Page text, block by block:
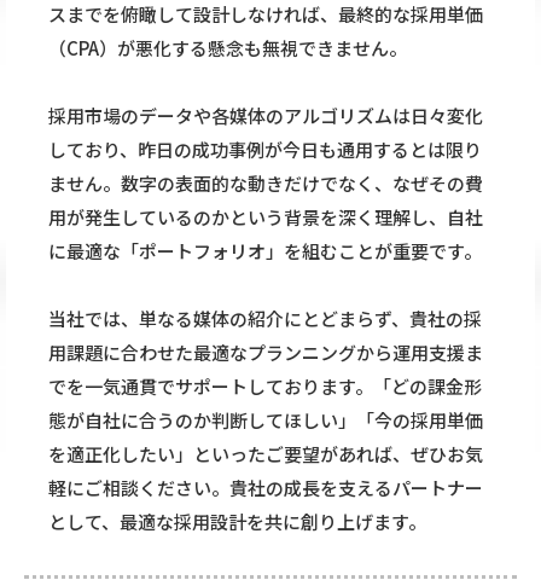
スまでを俯瞰して設計しなければ、最終的な採用単価
（CPA）が悪化する懸念も無視できません。
採用市場のデータや各媒体のアルゴリズムは日々変化
しており、昨日の成功事例が今日も通用するとは限り
ません。数字の表面的な動きだけでなく、なぜその費
用が発生しているのかという背景を深く理解し、自社
に最適な「ポートフォリオ」を組むことが重要です。
当社では、単なる媒体の紹介にとどまらず、貴社の採
用課題に合わせた最適なプランニングから運用支援ま
でを一気通貫でサポートしております。「どの課金形
態が自社に合うのか判断してほしい」「今の採用単価
を適正化したい」といったご要望があれば、ぜひお気
軽にご相談ください。貴社の成長を支えるパートナー
として、最適な採用設計を共に創り上げます。